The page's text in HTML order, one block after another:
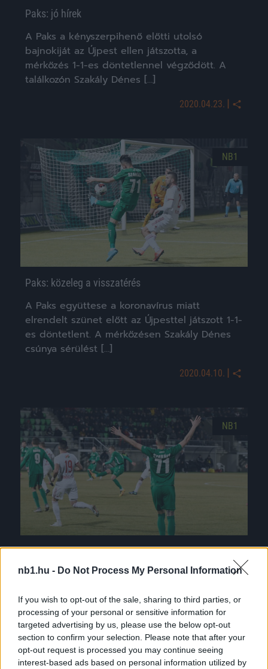
nb1.hu - Do Not Process My Personal Information
If you wish to opt-out of the sale, sharing to third parties, or
processing of your personal or sensitive information for
targeted advertising by us, please use the below opt-out
section to confirm your selection. Please note that after your
opt-out request is processed you may continue seeing
interest-based ads based on personal information utilized by
Paks: jó hírek
A Paks a kényszerpihenő előtti utolsó
bajnokiját az Újpest ellen játszotta, a
mérkőzés 1-1-es döntetlennel végződött. A
találkozón Szakály Dénes […]
2020.04.23. |
NB1
Paks: közeleg a visszatérés
A Paks együttese a koronavírus miatt
elrendelt szünet előtt az Újpesttel játszott 1-1-
es döntetlent. A mérkőzésen Szakály Dénes
csúnya sérülést […]
2020.04.10. |
NB1
Horrorsérüléséről mesélt a Paks játékosa
A Paks a hétvégén az Újpesttel csapott össze
Zalaegerszegen rendezték meg. Az 1-1-es […]
2020.03.18. |